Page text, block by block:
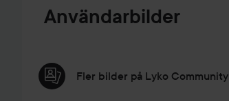
Användarbilder
Fler bilder på Lyko Community